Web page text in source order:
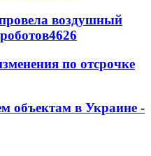
воздушный
4626
по отсрочке
объектам в Украине -